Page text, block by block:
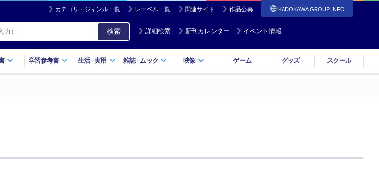
カテゴリ・ジャンル一覧 レーベル一覧 関連サイト 作品公募 KADOKAWA GROUP INFO
検索 詳細検索 新刊カレンダー イベント情報
学習参考書 生活・実用 雑誌・ ムック 映像 ゲーム グッズ スクール